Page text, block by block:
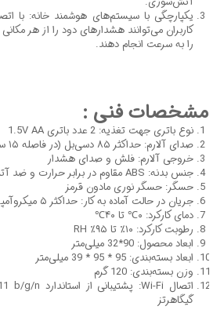
کاربران می‌توانند هشدارهای دود را از هر
را به سرعت انجام دهند.
مشخصات فنی :
نوع باتری جهت تغذیه: 2 عدد باتری 1.5V AA
صدای آلارم: حداکثر ۸۵ دسی‌بل (در فاصله ۱۵ سانتی‌متری)
خروجی آلارم: فلش و صدای هشدار
جنس بدنه: ABS مقاوم در برابر حرارت و ضد آتش
حسگر: حسگر نوری مادون قرمز
جریان در حالت آماده به کار: حداکثر ۵ میکروآمپر
دمای کارکرد: ۰℃ تا ۴۰℃
رطوبت کارکرد: ۱۰٪ تا ۹۵٪ RH
ابعاد محصول: 90*32 میلی‌متر
ابعاد بسته‌بندی: 95 * 95 * 39 میلی‌متر
وزن بسته‌بندی: 120 گرم
گیگاهرتز